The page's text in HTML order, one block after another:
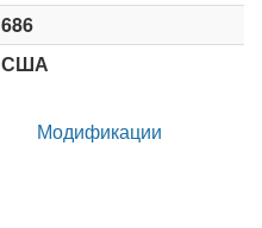
686
США
Модификации